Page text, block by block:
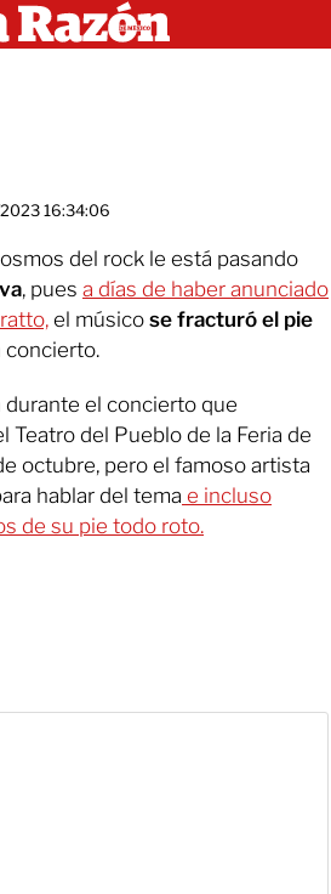
16:34:06
del rock le está pasando
, pues a días de haber anunciado
el músico se fracturó el pie
concierto.
el concierto que
Teatro del Pueblo de la Feria de
octubre, pero el famoso artista
hablar del tema e incluso
de su pie todo roto.